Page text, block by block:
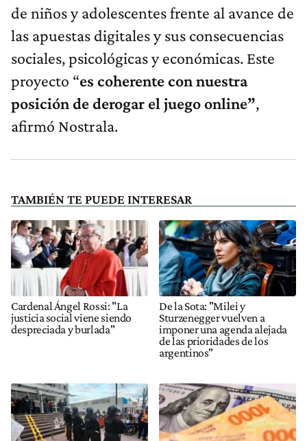
de niños y adolescentes frente al avance de
las apuestas digitales y sus consecuencias
sociales, psicológicas y económicas. Este
proyecto “es coherente con nuestra
posición de derogar el juego online”,
afirmó Nostrala.
TAMBIÉN TE PUEDE INTERESAR
Cardenal Ángel Rossi: "La
justicia social viene siendo
despreciada y burlada"
De la Sota: "Milei y
Sturzenegger vuelven a
imponer una agenda alejada
de las prioridades de los
argentinos"